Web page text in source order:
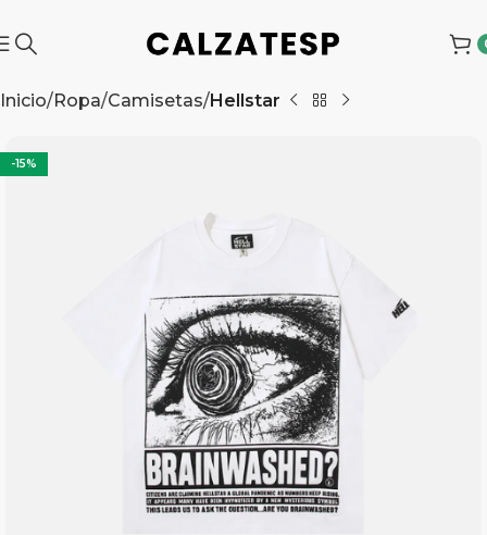
Inicio Ropa Camisetas Hellstar
-15%